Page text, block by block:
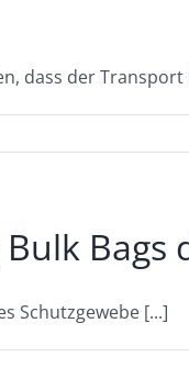
dass der
Schutzgewebe [...]